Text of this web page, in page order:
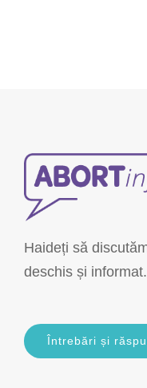
Haideți să
deschis și informat.
Întrebări și